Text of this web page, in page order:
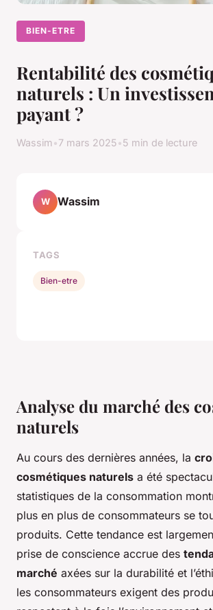
BIEN-ETRE
Rentabilité des
naturels : Un
payant ?
Wassim•7 mars 2025•5 min de lecture
Analyse du marché des
naturels
Au cours des dernières années, la
cosmétiques naturels a été
statistiques de la consommation
plus en plus de consommateurs se
produits. Cette tendance est
prise de conscience accrue des
marché axées sur la durabilité et
les consommateurs exigent des
W Wassim
TAGS
Bien-etre